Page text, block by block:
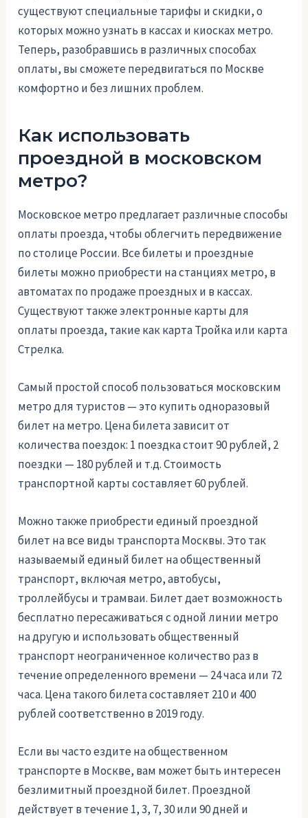
существуют специальные тарифы и скидки, о
которых можно узнать в кассах и киосках метро.
Теперь, разобравшись в различных способах
оплаты, вы сможете передвигаться по Москве
комфортно и без лишних проблем.
Как использовать
проездной в московском
метро?
Московское метро предлагает различные способы
оплаты проезда, чтобы облегчить передвижение
по столице России. Все билеты и проездные
билеты можно приобрести на станциях метро, в
автоматах по продаже проездных и в кассах.
Существуют также электронные карты для
оплаты проезда, такие как карта Тройка или карта
Стрелка.
Самый простой способ пользоваться московским
метро для туристов — это купить одноразовый
билет на метро. Цена билета зависит от
количества поездок: 1 поездка стоит 90 рублей, 2
поездки — 180 рублей и т.д. Стоимость
транспортной карты составляет 60 рублей.
Можно также приобрести единый проездной
билет на все виды транспорта Москвы. Это так
называемый единый билет на общественный
транспорт, включая метро, автобусы,
троллейбусы и трамваи. Билет дает возможность
бесплатно пересаживаться с одной линии метро
на другую и использовать общественный
транспорт неограниченное количество раз в
течение определенного времени — 24 часа или 72
часа. Цена такого билета составляет 210 и 400
рублей соответственно в 2019 году.
Если вы часто ездите на общественном
транспорте в Москве, вам может быть интересен
безлимитный проездной билет. Проездной
действует в течение 1, 3, 7, 30 или 90 дней и